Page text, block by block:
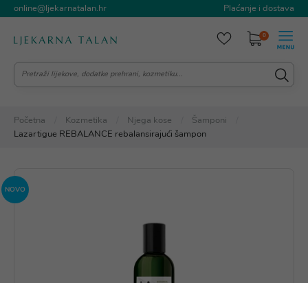
online@ljekarnatalan.hr Plaćanje i dostava
0
Početna Kozmetika Njega kose
Šamponi
Lazartigue REBALANCE rebalansirajući šampon
NOVO